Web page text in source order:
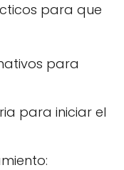
para que
para
para iniciar el